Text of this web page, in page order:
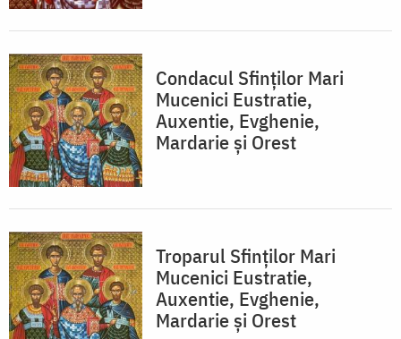
Condacul Sfinţilor Mari
Mucenici Eustratie,
Auxentie, Evghenie,
Mardarie şi Orest
Troparul Sfinţilor Mari
Mucenici Eustratie,
Auxentie, Evghenie,
Mardarie şi Orest